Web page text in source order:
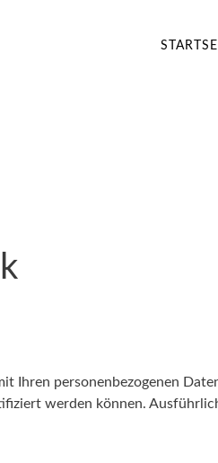
Ihren personenbezogenen
werden können.